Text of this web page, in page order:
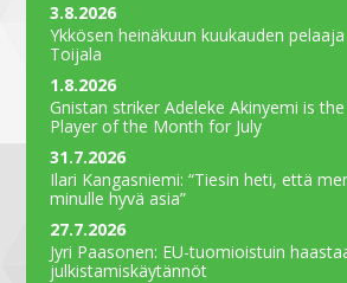
3.8.2026
Ykkösen heinäkuun kuukauden
Toijala
1.8.2026
Gnistan striker Adeleke Akinyemi is
Player of the Month for July
31.7.2026
Ilari Kangasniemi: “Tiesin heti, että
minulle hyvä asia”
27.7.2026
Jyri Paasonen: EU-tuomioistuin
julkistamiskäytännöt